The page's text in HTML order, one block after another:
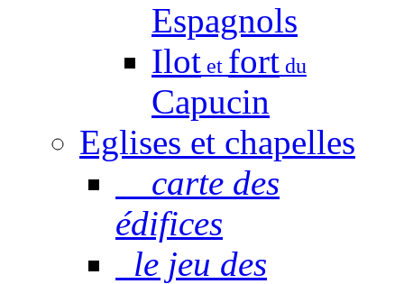
Espagnols
Ilot et fort du
Capucin
Eglises et chapelles
carte des
édifices
le jeu des